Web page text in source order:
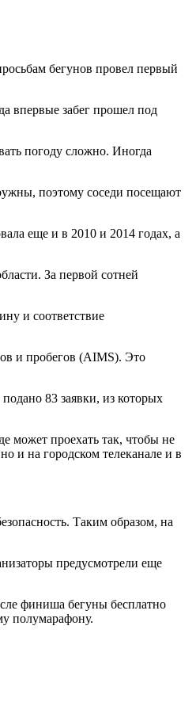
бегунов провел первый
впервые забег прошел под
погоду сложно. Иногда
поэтому соседи посещают
еще и в 2010 и 2014 годах, а
За первой сотней
и соответствие
и пробегов (AIMS). Это
83 заявки, из которых
может проехать так, чтобы не
и на городском телеканале и в
Таким образом, на
предусмотрели еще
финиша бегуны бесплатно
полумарафону.